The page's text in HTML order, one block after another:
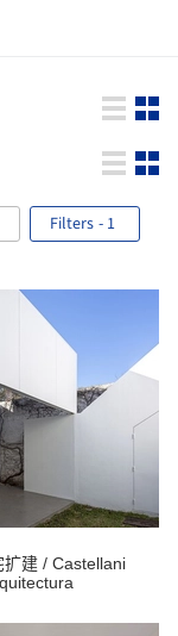
Filters - 1
扩建 / Castellani